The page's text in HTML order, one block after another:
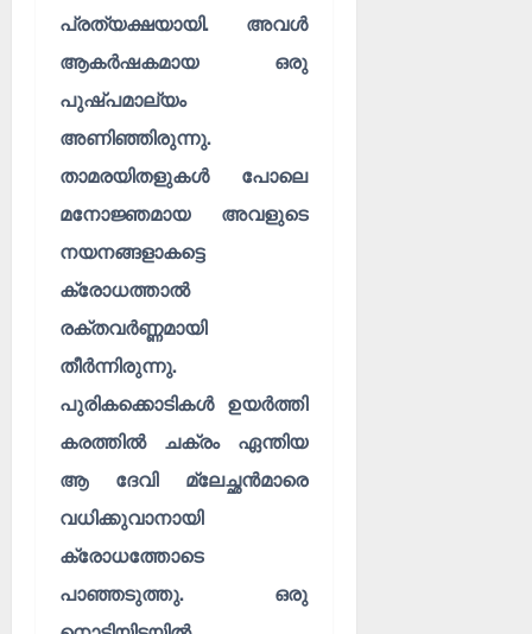
പ്രത്യക്ഷയായി. അവൾ
ആകർഷകമായ ഒരു
പുഷ്പമാല്യം
അണിഞ്ഞിരുന്നു.
താമരയിതളുകൾ പോലെ
മനോജ്ഞമായ അവളുടെ
നയനങ്ങളാകട്ടെ
ക്രോധത്താൽ
രക്തവർണ്ണമായി
തീർന്നിരുന്നു.
പുരികക്കൊടികൾ ഉയർത്തി
കരത്തിൽ ചക്രം ഏന്തിയ
ആ ദേവി മ്ലേച്ഛൻമാരെ
വധിക്കുവാനായി
ക്രോധത്തോടെ
പാഞ്ഞടുത്തു. ഒരു